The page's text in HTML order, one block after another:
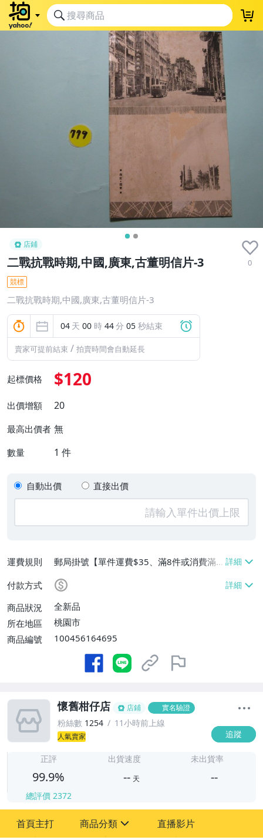
店鋪
二戰抗戰時期,中國,廣東,古董明信片-3 0
競標
二戰抗戰時期,中國,廣東,古董明信片-3
04 天 00 時 44分 04 秒結束
賣家可提前結束 / 拍賣時間會自動延長
起標價格 $120
出價增額 20
最高出價者 無
數量 1 件
自動出價 直接出價
運費規則
郵局掛號【單件運費$35、滿8件或消費滿
$3500免運費】
付款方式
商品狀況
全新品
所在地區
桃園市
商品編號
100456164695
懷舊柑仔店 店鋪 實名驗證
粉絲數 1254 11小時前上線
人氣賣家 追蹤
正評
99.9%
總評價 2372
出貨速度
-- 天
未出貨率
--
首頁主打 商品分類 直播影片